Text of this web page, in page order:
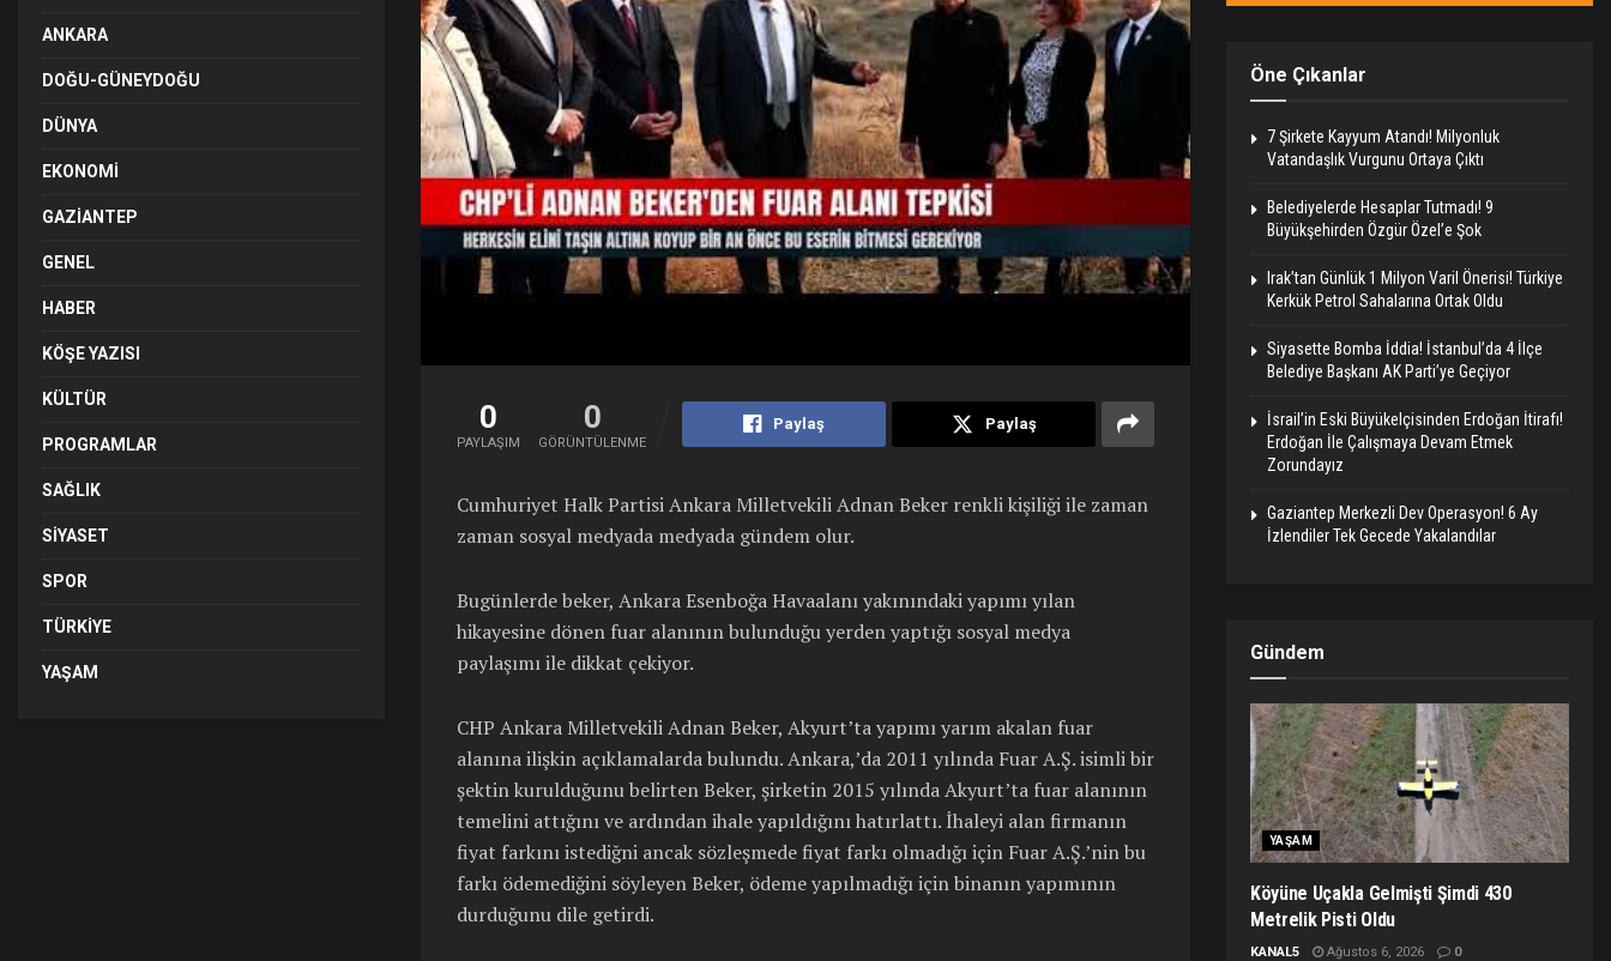
0
PAYLAŞIM
0
GÖRÜNTÜLENME
Paylaş Paylaş
Cumhuriyet Halk Partisi Ankara Milletvekili Adnan Beker renkli kişiliği ile zaman
zaman sosyal medyada medyada gündem olur.
Bugünlerde beker, Ankara Esenboğa Havaalanı yakınındaki yapımı yılan
hikayesine dönen fuar alanının bulunduğu yerden yaptığı sosyal medya
paylaşımı ile dikkat çekiyor.
CHP Ankara Milletvekili Adnan Beker, Akyurt’ta yapımı yarım akalan fuar
alanına ilişkin açıklamalarda bulundu. Ankara,’da 2011 yılında Fuar A.Ş. isimli bir
şektin kurulduğunu belirten Beker, şirketin 2015 yılında Akyurt’ta fuar alanının
temelini attığını ve ardından ihale yapıldığını hatırlattı. İhaleyi alan firmanın
fiyat farkını istediğni ancak sözleşmede fiyat farkı olmadığı için Fuar A.Ş.’nin bu
farkı ödemediğini söyleyen Beker, ödeme yapılmadığı için binanın yapımının
durduğunu dile getirdi.
ANKARA
DOĞU-GÜNEYDOĞU
DÜNYA
EKONOMI
GAZIANTEP
GENEL
HABER
KÖŞE YAZISI
KÜLTÜR
PROGRAMLAR
SAĞLIK
SIYASET
SPOR
TÜRKIYE
YAŞAM
Öne Çıkanlar
7 Şirkete Kayyum Atandı! Milyonluk
Vatandaşlık Vurgunu Ortaya Çıktı
Belediyelerde Hesaplar Tutmadı! 9
Büyükşehirden Özgür Özel’e Şok
Irak’tan Günlük 1 Milyon Varil Önerisi! Türkiye
Kerkük Petrol Sahalarına Ortak Oldu
Siyasette Bomba İddia! İstanbul’da 4 İlçe
Belediye Başkanı AK Parti’ye Geçiyor
İsrail’in Eski Büyükelçisinden Erdoğan İtirafı!
Erdoğan İle Çalışmaya Devam Etmek
Zorundayız
Gaziantep Merkezli Dev Operasyon! 6 Ay
İzlendiler Tek Gecede Yakalandılar
Gündem
YAŞAM
Köyüne Uçakla Gelmişti Şimdi 430
Metrelik Pisti Oldu
KANAL5 Ağustos 6, 2026 0